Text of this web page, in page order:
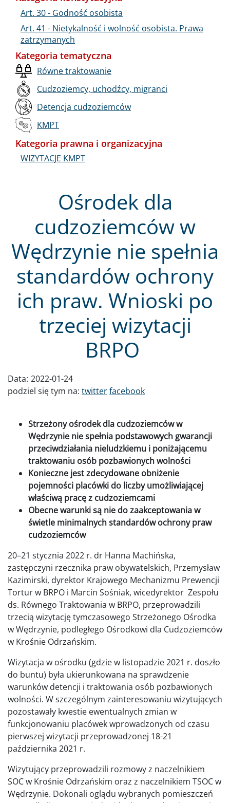
Ośrodek dla
cudzoziemców w
Wędrzynie nie spełnia
standardów ochrony
ich praw. Wnioski po
trzeciej wizytacji
BRPO
Data: 2022-01-24
podziel się tym na: twitterfacebook
Strzeżony ośrodek dla cudzoziemców w
Wędrzynie nie spełnia podstawowych gwarancji
przeciwdziałania nieludzkiemu i poniżającemu
traktowaniu osób pozbawionych wolności
Konieczne jest zdecydowane obniżenie
pojemności placówki do liczby umożliwiającej
właściwą pracę z cudzoziemcami
Obecne warunki są nie do zaakceptowania w
świetle minimalnych standardów ochrony praw
cudzoziemców
20–21 stycznia 2022 r. dr Hanna Machińska,
zastępczyni rzecznika praw obywatelskich, Przemysław
Kazimirski, dyrektor Krajowego Mechanizmu Prewencji
Tortur w BRPO i Marcin Sośniak, wicedyrektor Zespołu
ds. Równego Traktowania w BRPO, przeprowadzili
trzecią wizytację tymczasowego Strzeżonego Ośrodka
w Wędrzynie, podległego Ośrodkowi dla Cudzoziemców
w Krośnie Odrzańskim.
Wizytacja w ośrodku (gdzie w listopadzie 2021 r. doszło
do buntu) była ukierunkowana na sprawdzenie
warunków detencji i traktowania osób pozbawionych
wolności. W szczególnym zainteresowaniu wizytujących
pozostawały kwestie ewentualnych zmian w
funkcjonowaniu placówek wprowadzonych od czasu
pierwszej wizytacji przeprowadzonej 18-21
października 2021 r.
Wizytujący przeprowadzili rozmowy z naczelnikiem
SOC w Krośnie Odrzańskim oraz z naczelnikiem TSOC w
Wędrzynie. Dokonali oglądu wybranych pomieszczeń
Art. 30 - Godność osobista
Art. 41 - Nietykalność i wolność osobista. Prawa
zatrzymanych
Kategoria tematyczna
Równe traktowanie
Cudzoziemcy, uchodźcy, migranci
Detencja cudzoziemców
KMPT
Kategoria prawna i organizacyjna
WIZYTACJE KMPT